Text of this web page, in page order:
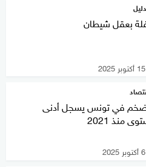
بعقل شيطان
15 أكتوبر 2025
في تونس يسجل أدنى
منذ 2021
6 أكتوبر 2025